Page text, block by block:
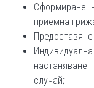
Сформиране
приемна
случай;